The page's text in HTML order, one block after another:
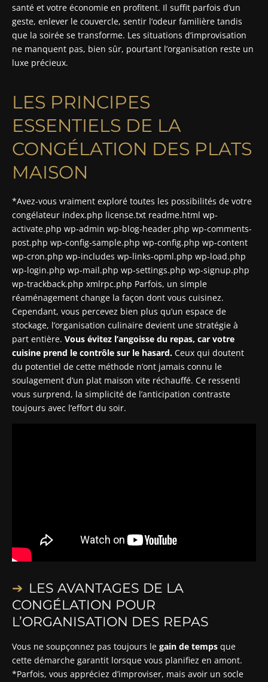
santé et votre économie en profitent. Il suffit parfois d’un
geste, enlever le couvercle, sentir l’odeur familière tandis
que la soirée se transforme. Les situations d’improvisation
ne manquent pas, bien sûr, pourtant l’organisation reste un
luxe précieux.
LES PRINCIPES
ESSENTIELS DE LA
CONGÉLATION DES PLATS
MAISON
*Avez-vous vraiment exploré toutes les possibilités de votre
congélateur index.php license.txt readme.html wp-
activate.php wp-admin wp-blog-header.php wp-comments-
post.php wp-config-sample.php wp-config.php wp-content
wp-cron.php wp-includes wp-links-opml.php wp-load.php
wp-login.php wp-mail.php wp-settings.php wp-signup.php
wp-trackback.php xmlrpc.php Parfois, un simple
réaménagement change la façon dont vous cuisinez.
Cependant, vous percevez bien plus qu’un espace de
stockage, l’organisation culinaire devient une stratégie à
part entière. Vous évitez l’angoisse du repas, car votre
cuisine prend le contrôle sur le hasard. Ceux qui doutent
du potentiel de cette méthode n’ont jamais connu le
soulagement d’un plat maison vite réchauffé. Ce ressenti
vous surprend, la simplicité de l’anticipation contraste
toujours avec l’effort du soir.
LES AVANTAGES DE LA
CONGÉLATION POUR
L’ORGANISATION DES REPAS
Vous ne soupçonnez pas toujours le gain de temps que
cette démarche garantit lorsque vous planifiez en amont.
*Parfois, vous appréciez d’improviser, mais avoir un socle